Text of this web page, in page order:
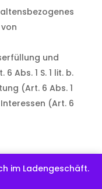
im Ladengeschäft.
und
Abs. 1 S. 1 lit. b.
(Art. 6 Abs. 1
Interessen (Art. 6